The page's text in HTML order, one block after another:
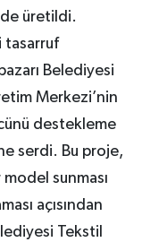
üretildi.
tasarruf
Belediyesi
Merkezi’nin
destekleme
serdi. Bu proje,
model sunması
açısından
Tekstil